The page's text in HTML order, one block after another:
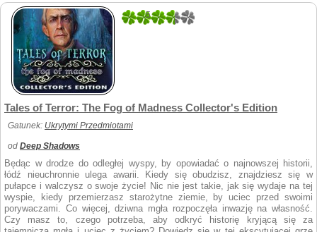
5
Tales of Terror: The Fog of Madness Collector's Edition
Gatunek: Ukrytymi Przedmiotami
od Deep Shadows
Będąc w drodze do odległej wyspy, by opowiadać o najnowszej historii,
łódź nieuchronnie ulega awarii. Kiedy się obudzisz, znajdziesz się w
pułapce i walczysz o swoje życie! Nic nie jest takie, jak się wydaje na tej
wyspie, kiedy przemierzasz starożytne ziemie, by uciec przed swoimi
porywaczami. Co więcej, dziwna mgła rozpoczęła inwazję na własność.
Czy masz to, czego potrzeba, aby odkryć historię kryjącą się za